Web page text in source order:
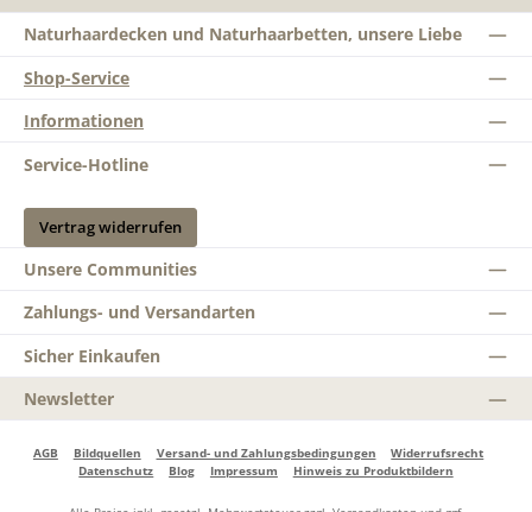
Naturhaardecken und Naturhaarbetten, unsere Liebe
Shop-Service
Informationen
Service-Hotline
Vertrag widerrufen
Unsere Communities
Zahlungs- und Versandarten
Sicher Einkaufen
Newsletter
AGB Bildquellen Versand- und Zahlungsbedingungen
Widerrufsrecht
Datenschutz
Blog Impressum Hinweis zu Produktbildern